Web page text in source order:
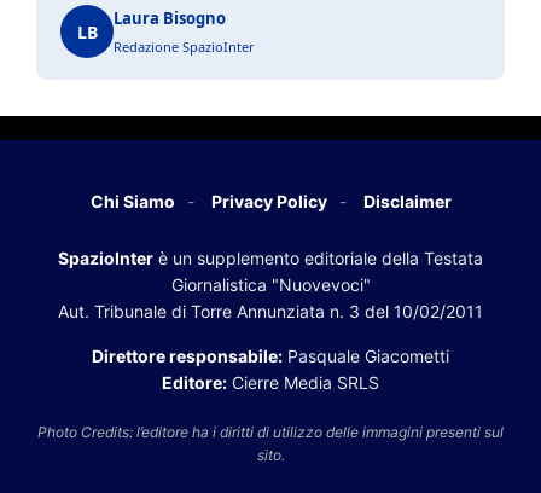
LB
Laura Bisogno
Redazione SpazioInter
Chi Siamo Privacy Policy Disclaimer
SpazioInter è un supplemento editoriale della Testata
Giornalistica "Nuovevoci"
Aut. Tribunale di Torre Annunziata n. 3 del 10/02/2011
Direttore responsabile: Pasquale Giacometti
Editore: Cierre Media SRLS
Photo Credits: l’editore ha i diritti di utilizzo delle immagini presenti sul
sito.